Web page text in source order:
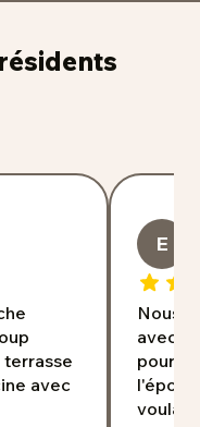
avec
E
Nous
avec
pour
voulait